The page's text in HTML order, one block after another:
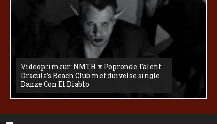
Videoprimeur: NMTH x Popronde Talent
Dracula’s Beach Club met duivelse single
Danze Con El Diablo